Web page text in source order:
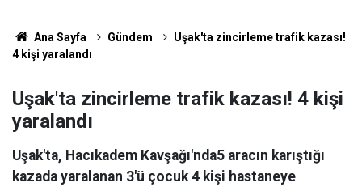
Ana Sayfa Gündem
Uşak'ta zincirleme trafik kazası!
4 kişi yaralandı
Uşak'ta zincirleme trafik kazası! 4 kişi
yaralandı
Uşak'ta, Hacıkadem Kavşağı'nda5 aracın karıştığı
kazada yaralanan 3'ü çocuk 4 kişi hastaneye